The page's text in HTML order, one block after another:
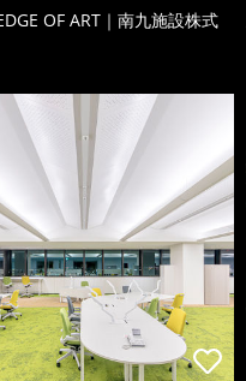
OF ART｜南九施設株式